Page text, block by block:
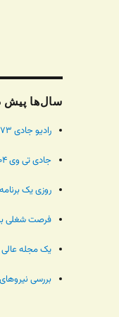
سال‌ها پیش
رادیو جادی ۱۷۳ – دلت روشن باشه؛ از آینده شغل‌ها به خاطر هوش مصنوعی تا خبر باونتی نیم میلیون دلاری - (آگوست 06, 2024)
جادی تی وی ۰۰۴ – اضافه کردن شمارنده بازدید کننده های وبگذر به وبلاگ بلاگفا - (آگوست 06, 2014)
روزی یک برنامه
فرصت شغلی
یک مجله عالی
بررسی نیروهای